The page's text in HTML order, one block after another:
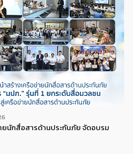
ยนักสื่อสารด้านประกันภัย จัดอบรม